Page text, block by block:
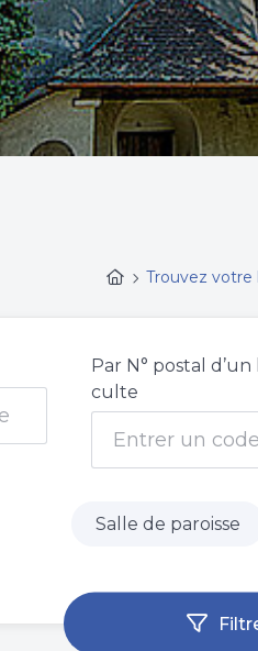
Trouvez votre
Par N° postal
culte
Salle de paroisse